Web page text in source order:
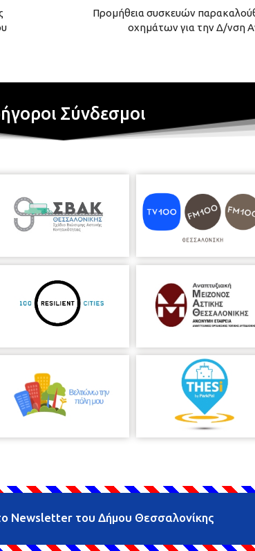
Προμήθεια συσκευών
οχημάτων για την Δ/νση
Σύνδεσμοι
Newsletter του Δήμου Θεσσαλονίκης